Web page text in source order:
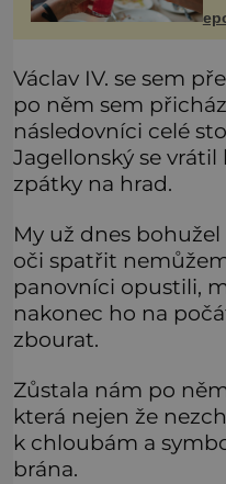
Václav IV. se sem
po něm sem
následovníci celé
Jagellonský se
zpátky na hrad.
My už dnes
oči spatřit
panovníci opustili,
nakonec ho na
zbourat.
Zůstala nám po
která nejen že
k chloubám a
brána.